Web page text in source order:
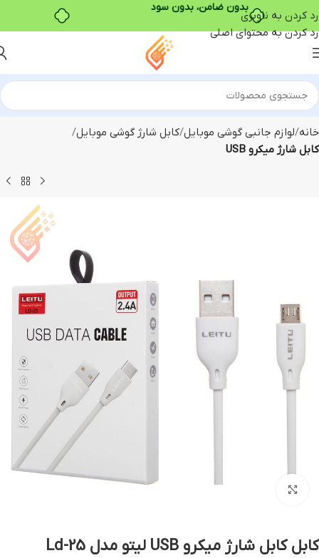
بدون ضامن، بدون سود
رد کردن به ناوبری
رد کردن به محتوای اصلی
خانه لوازم جانبی گوشی موبایل کابل شارژ گوشی موبایل
کابل شارژ میکرو USB
کابل کابل شارژ میکرو USB لیتو مدل Ld-25